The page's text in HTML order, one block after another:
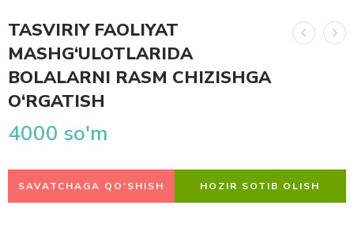
TASVIRIY FAOLIYAT
MASHG‘ULOTLARIDA
BOLALARNI RASM CHIZISHGA
O‘RGATISH
4000 so'm
SAVATCHAGA QO'SHISH HOZIR SOTIB OLISH